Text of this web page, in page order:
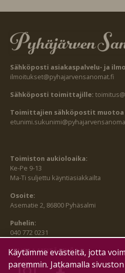
Sähköposti asiakaspalvelu- ja
ilmoitukset@pyhajarvensanomat.fi
Sähköposti toimittajille:
Toimittajien sähköpostit muotoa
Toimiston aukioloaika:
Ke-Pe 9-13
Ma-Ti suljettu käyntiasiakkailta
Osoite:
Asematie 2, 86800 Pyhäsalmi
Puhelin:
040 772 0231
SEURAA MEITÄ MYÖS:
Käytämme evästeitä, jotta
paremmin. Jatkamalla